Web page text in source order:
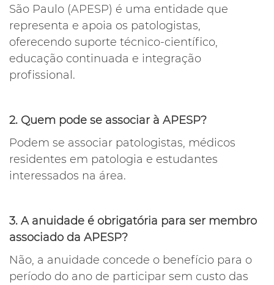
São Paulo (APESP) é uma entidade que
representa e apoia os patologistas,
oferecendo suporte técnico-científico,
educação continuada e integração
profissional.
2. Quem pode se associar à APESP?
Podem se associar patologistas, médicos
residentes em patologia e estudantes
interessados na área.
3. A anuidade é obrigatória para ser membro
associado da APESP?
Não, a anuidade concede o benefício para o
período do ano de participar sem custo das